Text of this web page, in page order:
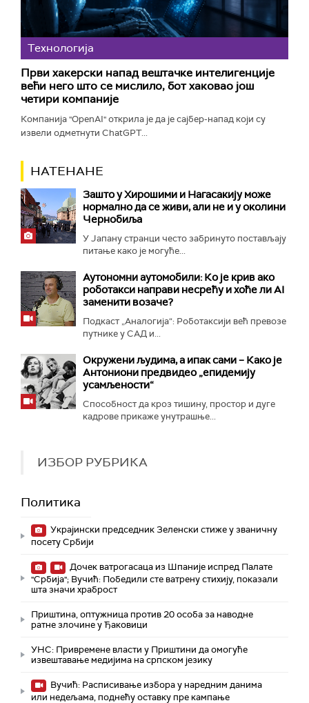
Технологијa
Први хакерски напад вештачке интелигенције
већи него што се мислило, бот хаковао још
четири компаније
Компанија "OpenAI" открила је да је сајбер-напад који су
извели одметнути ChatGPT...
НАТЕНАНЕ
Зашто у Хирошими и Нагасакију може
нормално да се живи, али не и у околини
Чернобиља
У Јапану странци често забринуто постављају
питање како је могуће...
Аутономни аутомобили: Ко је крив ако
роботакси направи несрећу и хоће ли AI
заменити возаче?
Подкаст „Аналогија“: Роботаксији већ превозе
путнике у САД и...
Окружени људима, а ипак сами – Како је
Антониони предвидео „епидемију
усамљености“
Способност да кроз тишину, простор и дуге
кадрове прикаже унутрашње...
ИЗБОР РУБРИКА
Политика
Украјински председник Зеленски стиже у званичну
посету Србији
Дочек ватрогасаца из Шпаније испред Палате
"Србија"; Вучић: Победили сте ватрену стихију, показали
шта значи храброст
Приштина, оптужница против 20 особа за наводне
ратне злочине у Ђаковици
УНС: Привремене власти у Приштини да омогуће
извештавање медијима на српском језику
Вучић: Расписивање избора у наредним данима
или недељама, поднећу оставку пре кампање